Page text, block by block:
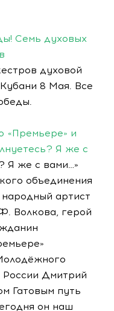
Семь духовых
духовой
8 Мая. Все
«Премьере» и
Я же с
Я же с вами…»
объединения
артист
Волкова, герой
России Дмитрий
Гатовым путь
он наш